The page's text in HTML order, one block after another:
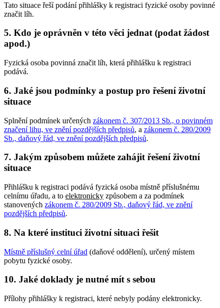
Tato situace řeší podání přihlášky k registraci fyzické osoby povinné
značit líh.
5. Kdo je oprávněn v této věci jednat (podat žádost
apod.)
Fyzická osoba povinná značit líh, která přihlášku k registraci
podává.
6. Jaké jsou podmínky a postup pro řešení životní
situace
Splnění podmínek určených zákonem č. 307/2013 Sb., o povinném
značení lihu, ve znění pozdějších předpisů, a zákonem č. 280/2009
Sb., daňový řád, ve znění pozdějších předpisů.
7. Jakým způsobem můžete zahájit řešení životní
situace
Přihlášku k registraci podává fyzická osoba místně příslušnému
celnímu úřadu, a to elektronicky způsobem a za podmínek
stanovených zákonem č. 280/2009 Sb., daňový řád, ve znění
pozdějších předpisů.
8. Na které instituci životní situaci řešit
Místně příslušný celní úřad (daňové oddělení), určený místem
pobytu fyzické osoby.
10. Jaké doklady je nutné mít s sebou
Přílohy přihlášky k registraci, které nebyly podány elektronicky.